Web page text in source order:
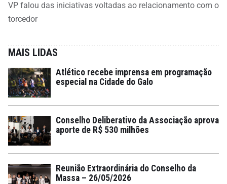
VP falou das iniciativas voltadas ao relacionamento com o
torcedor
MAIS LIDAS
Atlético recebe imprensa em programação
especial na Cidade do Galo
Conselho Deliberativo da Associação aprova
aporte de R$ 530 milhões
Reunião Extraordinária do Conselho da
Massa – 26/05/2026